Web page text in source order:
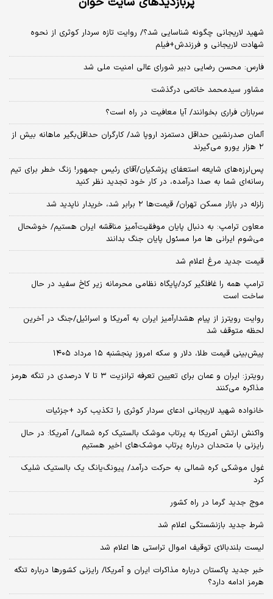
شهید لاریجانی چگونه شناسایی شد؟/ روایت تازه سردار کوثری از نحوه
شهادت لاریجانی و فرزندش+فیلم
فارس: محسن رضایی دبیر شورای عالی امنیت ملی شد
مشاور سیدمحمد خاتمی درگذشت
سربازان فراری بخوانند/ آیا معافیت در راه است؟
آلمان صدرنشین حداقل دستمزد اروپا شد/ کارگران حداقل‌بگیر ماهانه بیش از
۲ هزار یورو می‌گیرند
پس‌لرزه‌های شایعه استعفای پزشکیان/آقای رئیس جمهور! زنگ خطر برای تیم
رسانه‌ای شما به صدا درآمده، در کار خود تجدید نظر کنید
زلزله در بازار مسکن تهران/ قیمت‌ها ۲ برابر شد، خریدار ناپدید شد
معاون ترامپ: به دنبال پایان موفقیت‌آمیز مناقشه ایران هستیم/ خوشحال
می‌شوم ایرانی ها مرا مسئول پایان جنگ بدانند
قیمت جدید مرغ اعلام شد
ترامپ همه را غافلگیر کرد/پایگاه نظامی محرمانه زیر کاخ سفید در حال
ساخت است
روایت رویترز از پیام هشدارآمیز ایران به آمریکا و اسرائیل/جنگ در آخرین
لحظه متوقف شد
پیش‌بینی قیمت طلا، دلار و سکه امروز پنجشنبه ۱۵ مرداد ۱۴۰۵
رویترز: ایران و عمان برای تعیین تعرفه ترانزیت ۳ تا ۷ درصدی در تنگه هرمز
مذاکره می‌کنند
خانواده شهید لاریجانی ادعای سردار کوثری را تکذیب کرد +جزئیات
واکنش ارتش آمریکا به پرتاب موشک بالستیک کره شمالی/ آمریکا: در حال
رایزنی با متحدان درباره پرتاب موشک‌های اخیر هستیم
غول موشکی کره شمالی به حرکت درآمد/ پیونگ‌یانگ یک بالستیک شلیک
کرد
موج جدید گرما در راه کشور
شرط جدید بازنشستگی اعلام شد
لیست بلندبالای توقیف اموال تراستی ها اعلام شد
خبر جدید پاکستان درباره مذاکرات ایران و آمریکا/ رایزنی کشورها درباره تنگه
هرمز ادامه دارد؟